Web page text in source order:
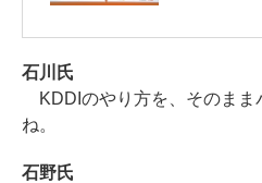
石川氏
KDDIのやり方を、そのまま
ね。
石野氏